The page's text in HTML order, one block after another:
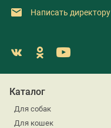
Написать директору
Каталог
Для собак
Для кошек